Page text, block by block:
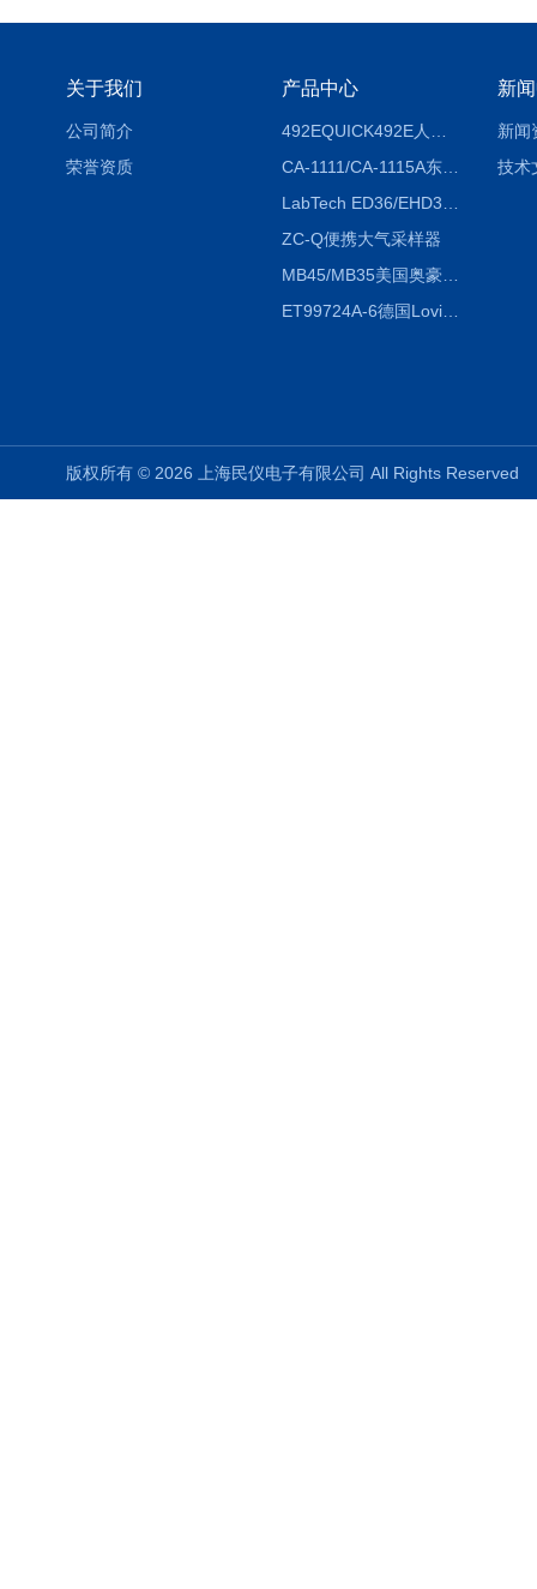
关于我们
公司简介
荣誉资质
产品中心
CA-1111/CA-1115A东京理化EYELA CA-1111/CA-1115A冷却水循环装置
ZC-Q便携大气采样器
MB45/MB35美国奥豪斯OHAUS MB45/MB35卤素红外水分测定仪
ET99724A-6德国Lovibond ET99724A-6微电脑BOD测定仪
新
新闻
技术
版权所有 © 2026 上海民仪电子有限公司 All Rights